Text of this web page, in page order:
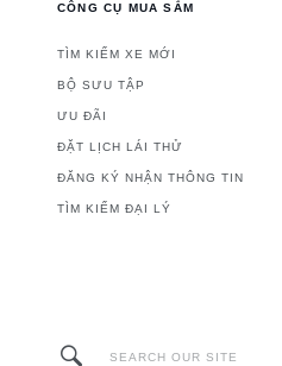
CÔNG CỤ MUA SẮM
TÌM KIẾM XE MỚI
BỘ SƯU TẬP
ƯU ĐÃI
ĐẶT LỊCH LÁI THỬ
ĐĂNG KÝ NHẬN THÔNG TIN
TÌM KIẾM ĐẠI LÝ